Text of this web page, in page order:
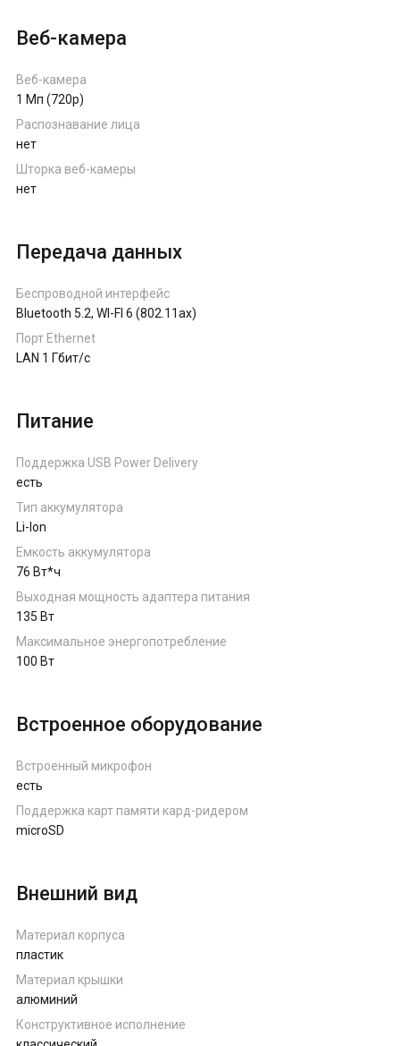
Веб-камера
Веб-камера
1 Мп (720p)
Распознавание лица
нет
Шторка веб-камеры
нет
Передача данных
Беспроводной интерфейс
Bluetooth 5.2, WI-FI 6 (802.11ax)
Порт Ethernet
LAN 1 Гбит/с
Питание
Поддержка USB Power Delivery
есть
Тип аккумулятора
Li-Ion
Емкость аккумулятора
76 Вт*ч
Выходная мощность адаптера питания
135 Вт
Максимальное энергопотребление
100 Вт
Встроенное оборудование
Встроенный микрофон
есть
Поддержка карт памяти кард-ридером
microSD
Внешний вид
Материал корпуса
пластик
Материал крышки
алюминий
Конструктивное исполнение